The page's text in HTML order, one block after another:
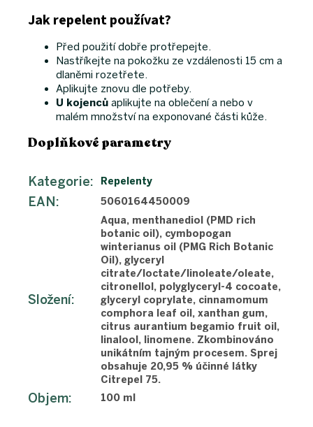
Jak repelent používat?
Před použití dobře protřepejte.
Nastříkejte na pokožku ze vzdálenosti 15 cm a
dlaněmi rozetřete.
Aplikujte znovu dle potřeby.
U kojenců aplikujte na oblečení a nebo v
malém množství na exponované části kůže.
Doplňkové parametry
Kategorie: Repelenty
EAN : 5060164450009
Složení:
Aqua, menthanediol (PMD rich
botanic oil), cymbopogan
winterianus oil (PMG Rich Botanic
Oil), glyceryl
citrate/loctate/linoleate/oleate,
citronellol, polyglyceryl-4 cocoate,
glyceryl coprylate, cinnamomum
comphora leaf oil, xanthan gum,
citrus aurantium begamio fruit oil,
linalool, linomene. Zkombinováno
unikátním tajným procesem. Sprej
obsahuje 20,95 % účinné látky
Citrepel 75.
Objem: 100 ml